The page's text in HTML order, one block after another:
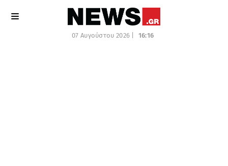
07 Αυγούστου 2026 | 16:16